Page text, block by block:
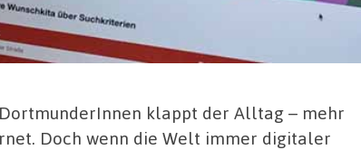
klappt der Alltag – mehr
Doch wenn die Welt immer digitaler